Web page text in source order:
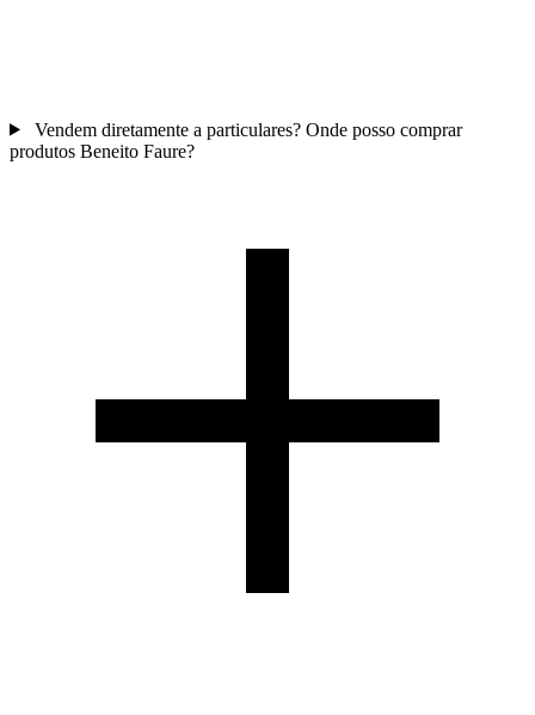
Vendem diretamente a particulares? Onde posso comprar
produtos Beneito Faure?